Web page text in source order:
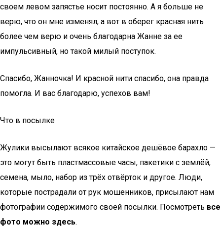
своем левом запястье носит постоянно. А я больше не
верю, что он мне изменял, а вот в оберег красная нить
более чем верю и очень благодарна Жанне за ее
импульсивный, но такой милый поступок.
Спасибо, Жанночка! И красной нити спасибо, она правда
помогла. И вас благодарю, успехов вам!
Что в посылке
Жулики высылают всякое китайское дешёвое барахло —
это могут быть пластмассовые часы, пакетики с землёй,
семена, мыло, набор из трёх отвёрток и другое. Люди,
которые пострадали от рук мошенников, присылают нам
фотографии содержимого своей посылки. Посмотреть все
фото можно здесь.